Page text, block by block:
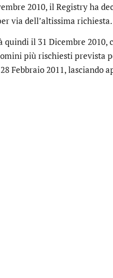
2010, il Registry ha
via dell’altissima richiesta.
il 31 Dicembre 2010,
più rischiesti prevista
Febbraio 2011, lasciando